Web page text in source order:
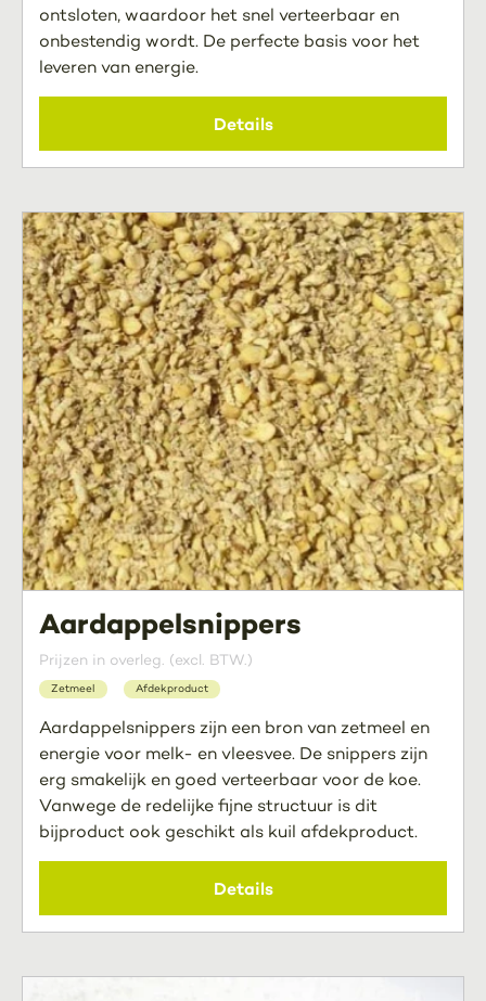
ontsloten, waardoor het snel verteerbaar en
onbestendig wordt. De perfecte basis voor het
leveren van energie.
Details
Aardappelsnippers
Prijzen in overleg. (excl. BTW.)
Zetmeel Afdekproduct
Aardappelsnippers zijn een bron van zetmeel en
energie voor melk- en vleesvee. De snippers zijn
erg smakelijk en goed verteerbaar voor de koe.
Vanwege de redelijke fijne structuur is dit
bijproduct ook geschikt als kuil afdekproduct.
Details